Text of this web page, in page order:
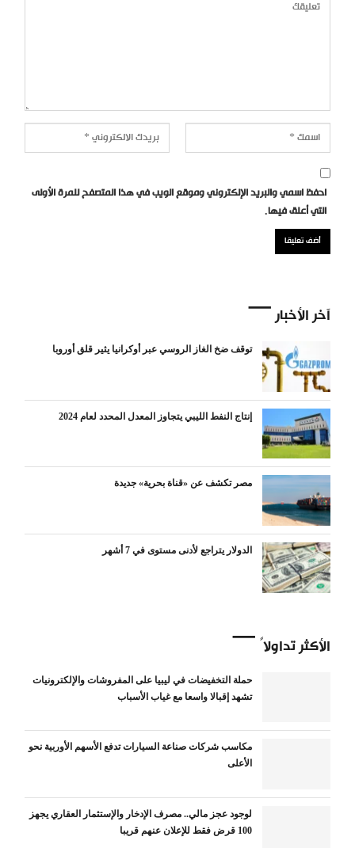
احفظ اسمي والبريد الإلكتروني وموقع الويب في هذا المتصفح للمرة الأولى
التي أعلق فيها.
آخر الأخبار
توقف ضخ الغاز الروسي عبر أوكرانيا يثير قلق أوروبا
إنتاج النفط الليبي يتجاوز المعدل المحدد لعام 2024
مصر تكشف عن «قناة بحرية» جديدة
الدولار يتراجع لأدنى مستوى في 7 أشهر
الأكثر تداولاً
حملة التخفيضات في ليبيا على المفروشات والإلكترونيات
تشهد إقبالا واسعا مع غياب الأسباب
مكاسب شركات صناعة السيارات تدفع الأسهم الأوربية نحو
الأعلى
لوجود عجز مالي.. مصرف الإدخار والإستثمار العقاري يجهز
100 قرض فقط للإعلان عنهم قريبا